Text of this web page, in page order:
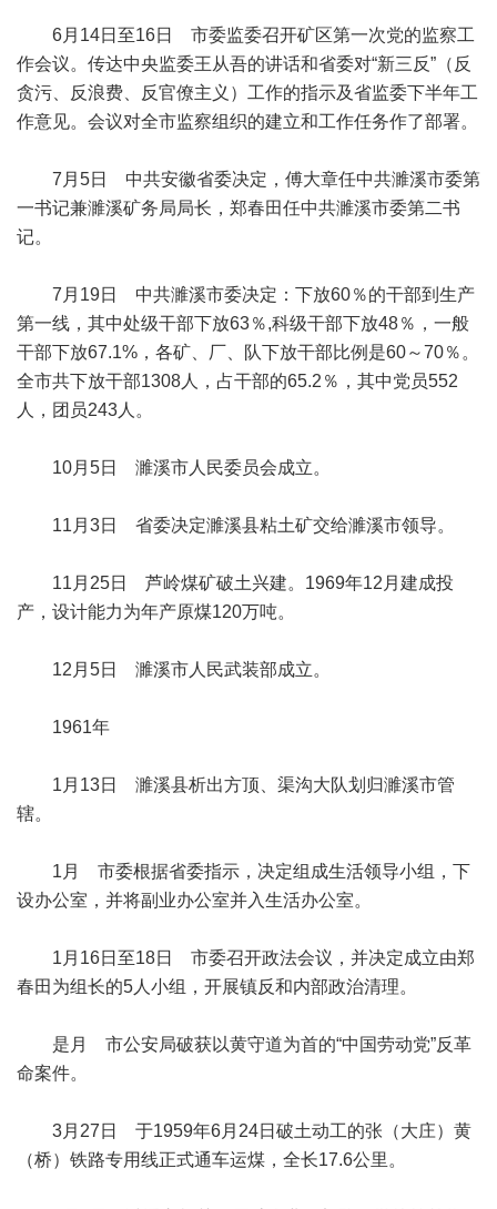
6月14日至16日 市委监委召开矿区第一次党的监察工
作会议。传达中央监委王从吾的讲话和省委对“新三反”（反
贪污、反浪费、反官僚主义）工作的指示及省监委下半年工
作意见。会议对全市监察组织的建立和工作任务作了部署。
7月5日 中共安徽省委决定，傅大章任中共濉溪市委第
一书记兼濉溪矿务局局长，郑春田任中共濉溪市委第二书
记。
7月19日 中共濉溪市委决定：下放60％的干部到生产
第一线，其中处级干部下放63％,科级干部下放48％，一般
干部下放67.1%，各矿、厂、队下放干部比例是60～70％。
全市共下放干部1308人，占干部的65.2％，其中党员552
人，团员243人。
10月5日 濉溪市人民委员会成立。
11月3日 省委决定濉溪县粘土矿交给濉溪市领导。
11月25日 芦岭煤矿破土兴建。1969年12月建成投
产，设计能力为年产原煤120万吨。
12月5日 濉溪市人民武装部成立。
1961年
1月13日 濉溪县析出方顶、渠沟大队划归濉溪市管
辖。
1月 市委根据省委指示，决定组成生活领导小组，下
设办公室，并将副业办公室并入生活办公室。
1月16日至18日 市委召开政法会议，并决定成立由郑
春田为组长的5人小组，开展镇反和内部政治清理。
是月 市公安局破获以黄守道为首的“中国劳动党”反革
命案件。
3月27日 于1959年6月24日破土动工的张（大庄）黄
（桥）铁路专用线正式通车运煤，全长17.6公里。